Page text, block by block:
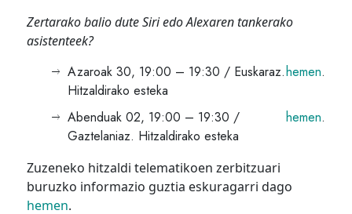
Zertarako balio dute Siri edo Alexaren tankerako
asistenteek?
Azaroak 30, 19:00 – 19:30 / Euskaraz.
Hitzaldirako esteka
hemen.
Abenduak 02, 19:00 – 19:30 /
Gaztelaniaz. Hitzaldirako esteka
hemen.
Zuzeneko hitzaldi telematikoen zerbitzuari
buruzko informazio guztia eskuragarri dago
hemen.